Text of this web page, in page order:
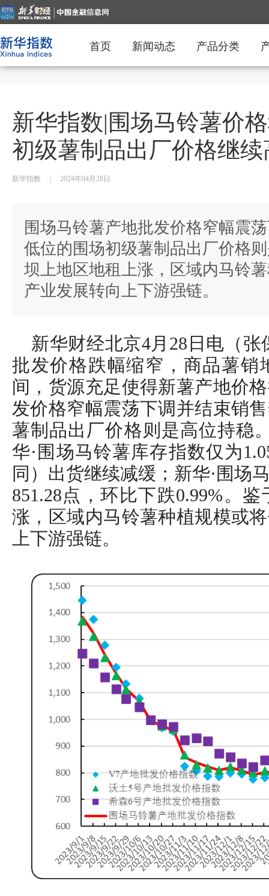
首页 新闻动态 产品分类
新华指数|围场马铃薯价
初级薯制品出厂价格继
新华指数 2024年04月28日
围场马铃薯产地批发价格窄幅震
低位的围场初级薯制品出厂价格
坝上地区地租上涨，区域内马铃
产业发展转向上下游强链。
新华财经北京4月28日电（
批发价格跌幅缩窄，商品薯销
间，货源充足使得新薯产地价
发价格窄幅震荡下调并结束销
薯制品出厂价格则是高位持稳
华·围场马铃薯库存指数仅为
同）出货继续减缓；新华·围场
851.28点，环比下跌0.99%。
涨，区域内马铃薯种植规模或
上下游强链。